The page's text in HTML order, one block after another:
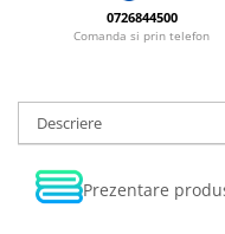
0726844500
Comanda si prin telefon
Descriere
Prezentare